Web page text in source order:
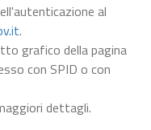
al
.
grafico della pagina
con SPID o con
dettagli.